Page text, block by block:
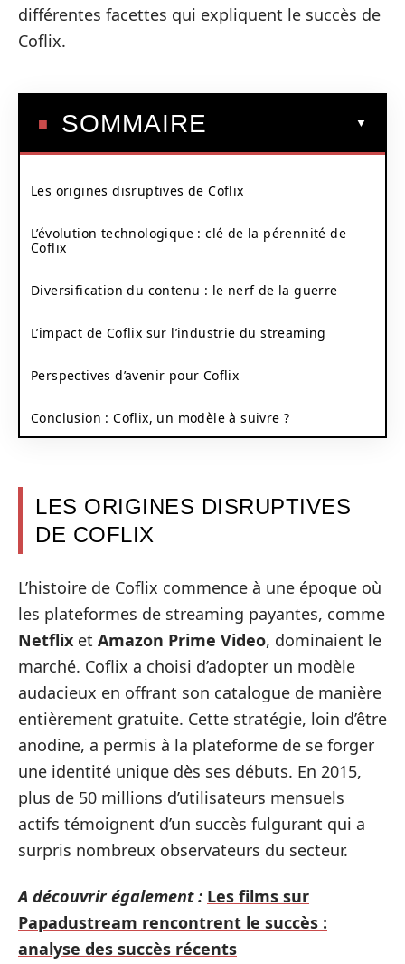
différentes facettes qui expliquent le succès de
Coflix.
SOMMAIRE
Les origines disruptives de Coflix
L’évolution technologique : clé de la pérennité de
Coflix
Diversification du contenu : le nerf de la guerre
L’impact de Coflix sur l’industrie du streaming
Perspectives d’avenir pour Coflix
Conclusion : Coflix, un modèle à suivre ?
LES ORIGINES DISRUPTIVES
DE COFLIX
L’histoire de Coflix commence à une époque où
les plateformes de streaming payantes, comme
Netflix et Amazon Prime Video, dominaient le
marché. Coflix a choisi d’adopter un modèle
audacieux en offrant son catalogue de manière
entièrement gratuite. Cette stratégie, loin d’être
anodine, a permis à la plateforme de se forger
une identité unique dès ses débuts. En 2015,
plus de 50 millions d’utilisateurs mensuels
actifs témoignent d’un succès fulgurant qui a
surpris nombreux observateurs du secteur.
A découvrir également : Les films sur
Papadustream rencontrent le succès :
analyse des succès récents